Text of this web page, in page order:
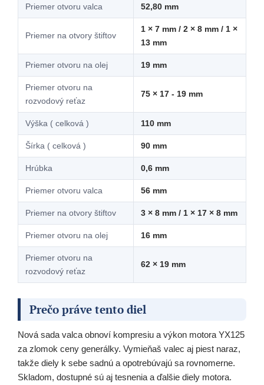
Priemer otvoru valca 52,80 mm
Priemer na otvory štiftov
1 × 7 mm / 2 × 8 mm / 1 ×
13 mm
Priemer otvoru na olej 19 mm
Priemer otvoru na
rozvodový reťaz
75 × 17 - 19 mm
Výška ( celková ) 110 mm
Šírka ( celková ) 90 mm
Hrúbka 0,6 mm
Priemer otvoru valca 56 mm
Priemer na otvory štiftov 3 × 8 mm / 1 × 17 × 8 mm
Priemer otvoru na olej 16 mm
Priemer otvoru na
rozvodový reťaz
62 × 19 mm
Prečo práve tento diel
Nová sada valca obnoví kompresiu a výkon motora YX125
za zlomok ceny generálky. Vymieňaš valec aj piest naraz,
takže diely k sebe sadnú a opotrebúvajú sa rovnomerne.
Skladom, dostupné sú aj tesnenia a ďalšie diely motora.